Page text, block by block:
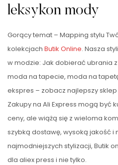
leksykon mody
Gorący temat – Mapping stylu
kolekcjach Butik Online. Nasza
w modzie: Jak dobierać ubrania
moda na tapecie, moda na
ekspres – zobacz najlepszy
Zakupy na Ali Express mogą być
ceny, ale wiążą się z wieloma
szybką dostawę, wysoką jakość i
najmodniejszych stylizacji, Butik
dla aliex press i nie tylko.